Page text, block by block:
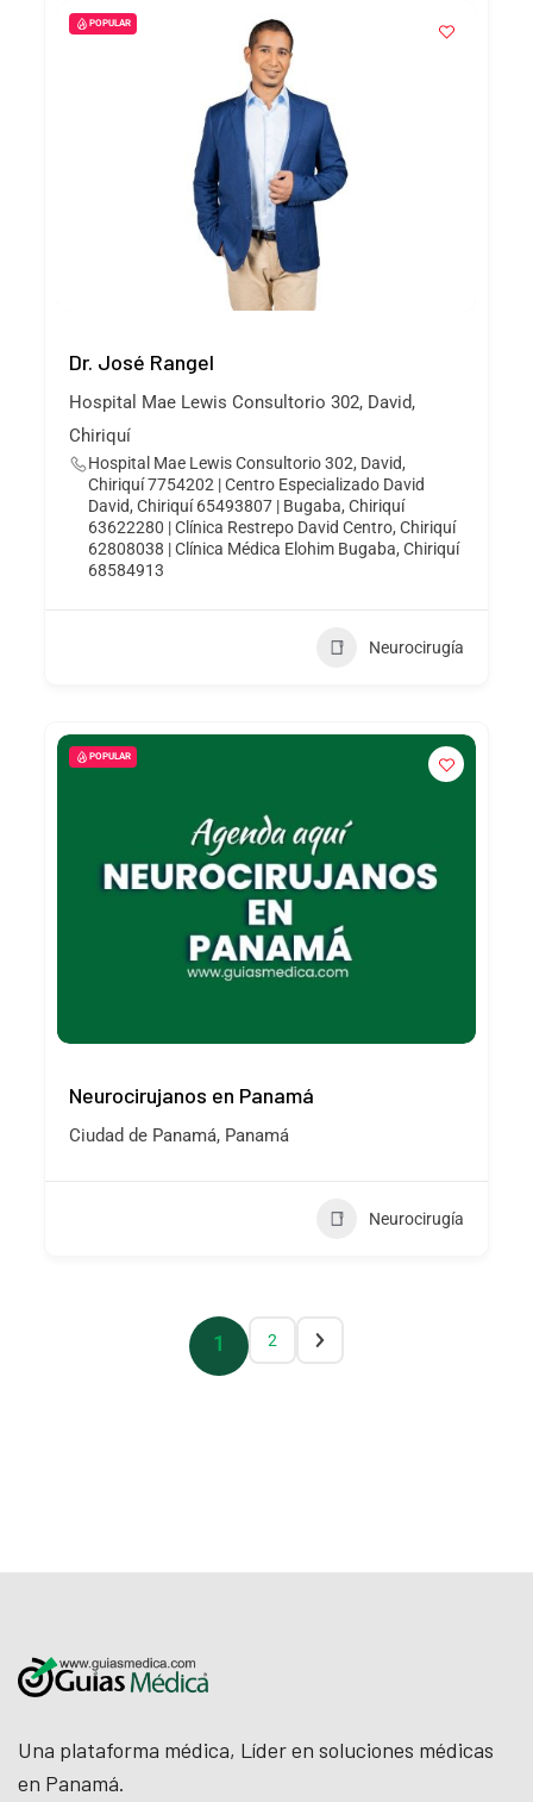
POPULAR
Dr. José Rangel
Hospital Mae Lewis Consultorio 302, David,
Chiriquí
Hospital Mae Lewis Consultorio 302, David,
Chiriquí 7754202 | Centro Especializado David
David, Chiriquí 65493807 | Bugaba, Chiriquí
63622280 | Clínica Restrepo David Centro, Chiriquí
62808038 | Clínica Médica Elohim Bugaba, Chiriquí
68584913
Neurocirugía
POPULAR
Neurocirujanos en Panamá
Ciudad de Panamá, Panamá
Neurocirugía
1 2
Una plataforma médica, Líder en soluciones médicas
en Panamá.